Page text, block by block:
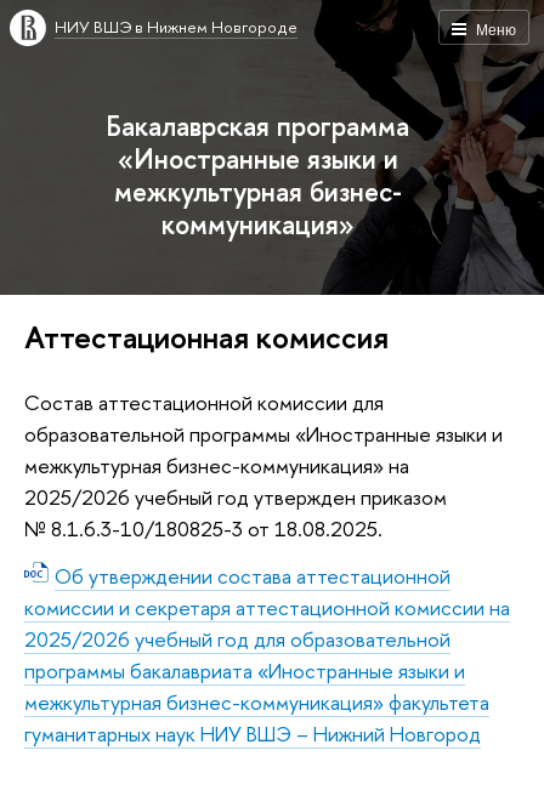
Меню
НИУ ВШЭ в Нижнем Новгороде
Бакалаврская программа
«Иностранные языки и
межкультурная бизнес-
коммуникация»
Аттестационная комиссия
Состав аттестационной комиссии для
образовательной программы «Иностранные языки и
межкультурная бизнес-коммуникация» на
2025/2026 учебный год утвержден приказом
№ 8.1.6.3-10/180825-3 от 18.08.2025.
Об утверждении состава аттестационной
комиссии и секретаря аттестационной комиссии на
2025/2026 учебный год для образовательной
программы бакалавриата «Иностранные языки и
межкультурная бизнес-коммуникация» факультета
гуманитарных наук НИУ ВШЭ – Нижний Новгород